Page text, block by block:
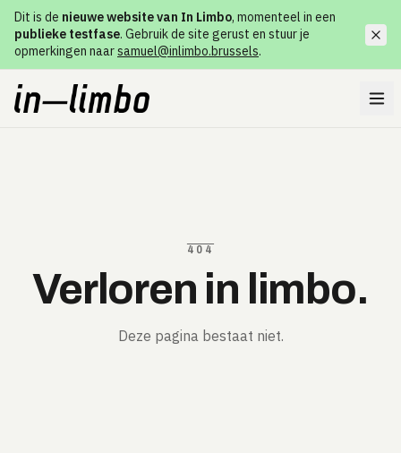
Dit is de nieuwe website van In Limbo, momenteel in een
publieke testfase. Gebruik de site gerust en stuur je
opmerkingen naarsamuel@inlimbo.brussels.
404
Verloren in limbo.
Deze pagina bestaat niet.